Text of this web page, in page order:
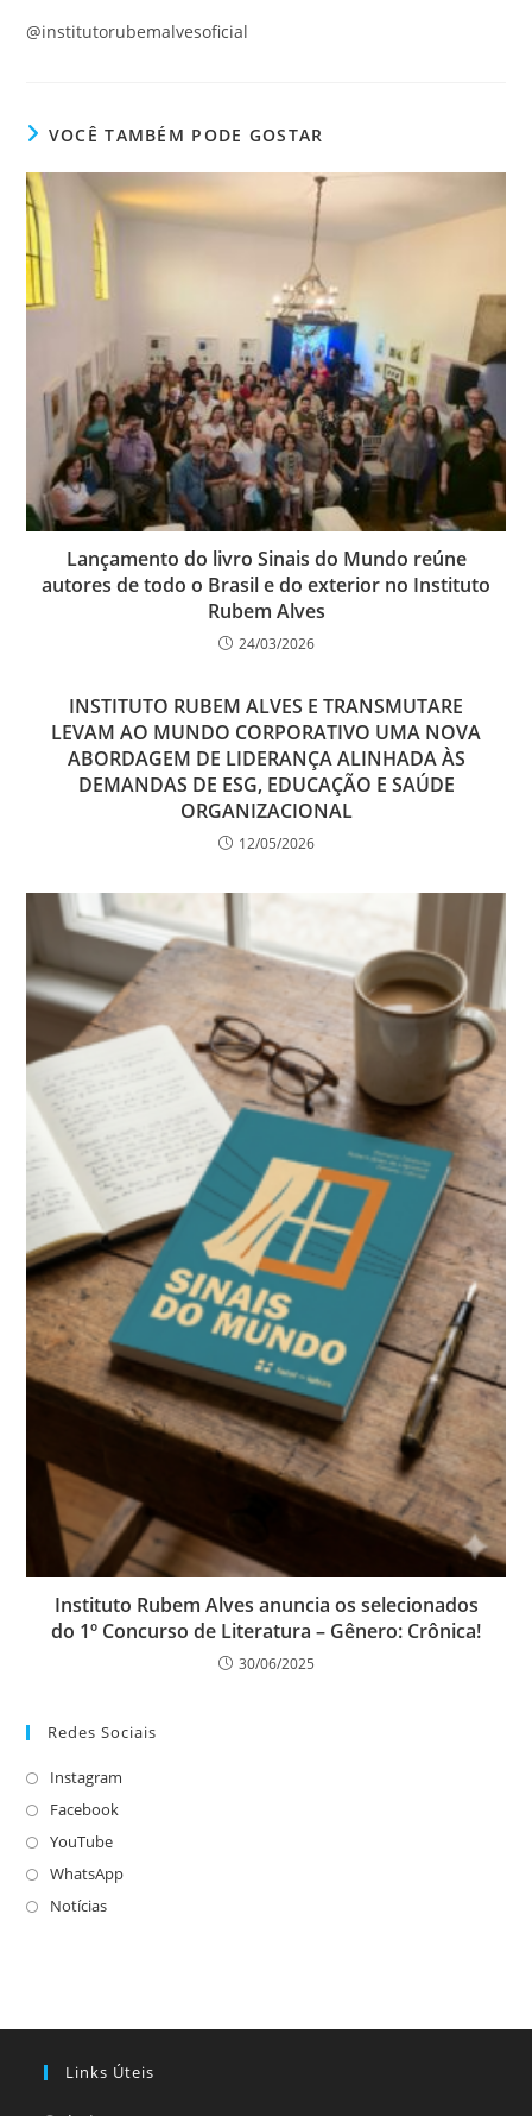
@institutorubemalvesoficial
VOCÊ TAMBÉM PODE GOSTAR
Lançamento do livro Sinais do Mundo reúne
autores de todo o Brasil e do exterior no Instituto
Rubem Alves
24/03/2026
INSTITUTO RUBEM ALVES E TRANSMUTARE
LEVAM AO MUNDO CORPORATIVO UMA NOVA
ABORDAGEM DE LIDERANÇA ALINHADA ÀS
DEMANDAS DE ESG, EDUCAÇÃO E SAÚDE
ORGANIZACIONAL
12/05/2026
Instituto Rubem Alves anuncia os selecionados
do 1º Concurso de Literatura – Gênero: Crônica!
30/06/2025
Redes Sociais
Instagram
nova
FacebookAbre
uma
YouTubeAbre
em
WhatsAppAbre
NotíciasAbre
aba
Links Úteis